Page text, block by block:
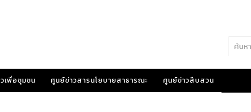
เพื่อชุมชน ศูนย์ข่าวสารนโยบายสาธารณะ ศูนย์ข่าวสืบสวน